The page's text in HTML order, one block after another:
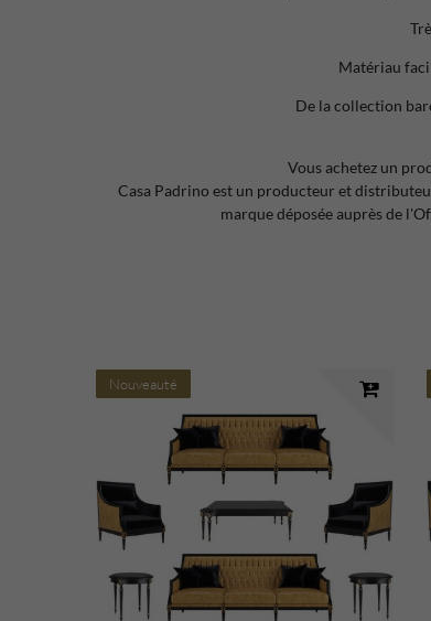
Matériau
De la collection
Vous achetez un
Casa Padrino est un producteur et
marque déposée auprès de
Nouveauté